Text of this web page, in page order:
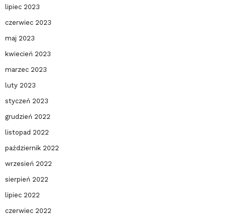
lipiec 2023
czerwiec 2023
maj 2023
kwiecień 2023
marzec 2023
luty 2023
styczeń 2023
grudzień 2022
listopad 2022
październik 2022
wrzesień 2022
sierpień 2022
lipiec 2022
czerwiec 2022